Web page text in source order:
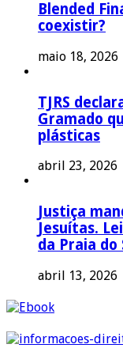
Blended
coexistir?
maio 18, 2026
TJRS
Gramado
plásticas
abril 23, 2026
Justiça
Jesuítas.
da Praia do
abril 13, 2026